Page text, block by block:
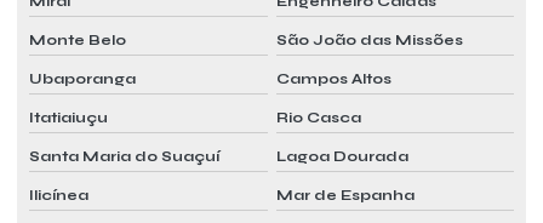
Monte Belo São João das Missões
Ubaporanga Campos Altos
Itatiaiuçu Rio Casca
Santa Maria do Suaçuí Lagoa Dourada
Ilicínea Mar de Espanha